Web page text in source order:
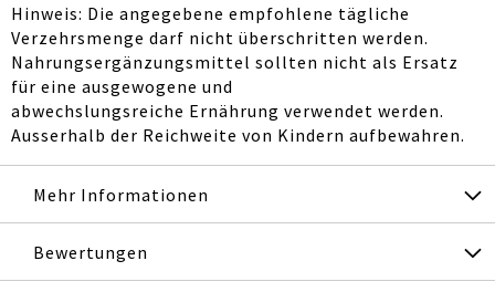
Hinweis: Die angegebene empfohlene tägliche
Verzehrsmenge darf nicht überschritten werden.
Nahrungsergänzungsmittel sollten nicht als Ersatz
für eine ausgewogene und
abwechslungsreiche Ernährung verwendet werden.
Ausserhalb der Reichweite von Kindern aufbewahren.
Mehr Informationen
Bewertungen